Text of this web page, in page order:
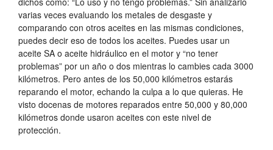
varias veces evaluando los metales de desgaste y
comparando con otros aceites en las mismas condiciones,
puedes decir eso de todos los aceites. Puedes usar un
aceite SA o aceite hidráulico en el motor y “no tener
problemas” por un año o dos mientras lo cambies cada 3000
kilómetros. Pero antes de los 50,000 kilómetros estarás
reparando el motor, echando la culpa a lo que quieras. He
visto docenas de motores reparados entre 50,000 y 80,000
kilómetros donde usaron aceites con este nivel de
protección.